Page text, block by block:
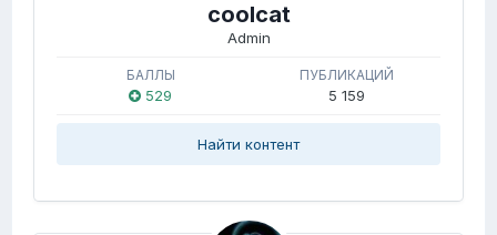
coolcat
Admin
БАЛЛЫ
529
ПУБЛИКАЦИЙ
5 159
Найти контент